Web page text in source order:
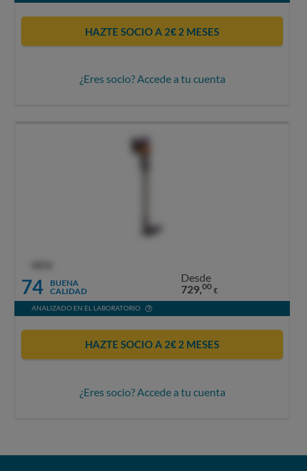
HAZTE SOCIO A 2€ 2 MESES
¿Eres socio? Accede a tu cuenta
74
BUENA
CALIDAD
Desde
729,00 €
ANALIZADO EN EL LABORATORIO
HAZTE SOCIO A 2€ 2 MESES
¿Eres socio? Accede a tu cuenta